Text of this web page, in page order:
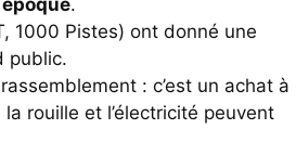
époque.
1000 Pistes) ont donné une
public.
: c’est un achat à
rouille et l’électricité peuvent